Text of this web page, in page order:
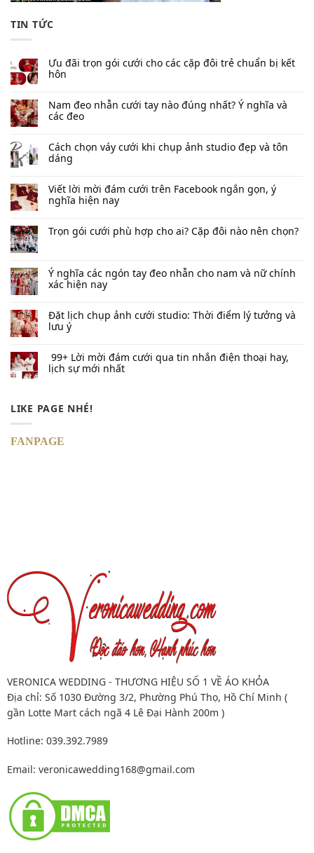
TIN TỨC
Ưu đãi trọn gói cưới cho các cặp đôi trẻ chuẩn bị kết
hôn
Nam đeo nhẫn cưới tay nào đúng nhất​? Ý nghĩa và
các đeo
Cách chọn váy cưới khi chụp ảnh studio đẹp và tôn
dáng
Viết lời mời đám cưới trên Facebook​ ngắn gọn, ý
nghĩa hiện nay
Trọn gói cưới phù hợp cho ai? Cặp đôi nào nên chọn?
Ý nghĩa các ngón tay đeo nhẫn cho nam và nữ chính
xác hiện nay
Đặt lịch chụp ảnh cưới studio: Thời điểm lý tưởng và
lưu ý
99+ Lời mời đám cưới qua tin nhắn​ điện thoại hay,
lịch sự mới nhất
LIKE PAGE NHÉ!
FANPAGE
VERONICA WEDDING - THƯƠNG HIỆU SỐ 1 VỀ ÁO KHỎA
Địa chỉ: Số 1030 Đường 3/2, Phường Phú Thọ, Hồ Chí Minh (
gần Lotte Mart cách ngã 4 Lê Đại Hành 200m )
Hotline: 039.392.7989
Email: veronicawedding168@gmail.com